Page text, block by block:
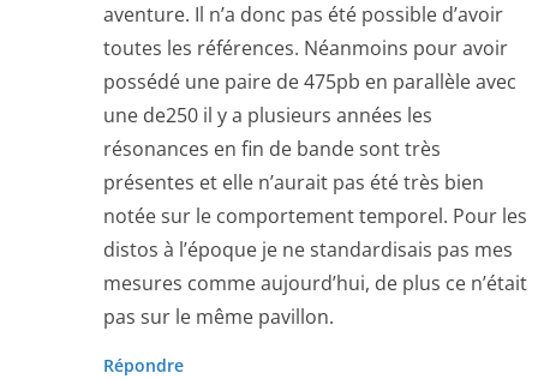
aventure. Il n’a donc pas été possible d’avoir
toutes les références. Néanmoins pour avoir
possédé une paire de 475pb en parallèle avec
une de250 il y a plusieurs années les
résonances en fin de bande sont très
présentes et elle n’aurait pas été très bien
notée sur le comportement temporel. Pour les
distos à l’époque je ne standardisais pas mes
mesures comme aujourd’hui, de plus ce n’était
pas sur le même pavillon.
Répondre